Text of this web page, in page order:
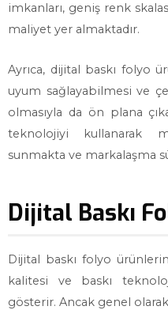
imkanları, geniş renk
maliyet yer almaktadır.
Ayrıca, dijital baskı folyo
uyum sağlayabilmesi ve
olmasıyla da ön plana
teknolojiyi kullanarak
sunmakta ve markalaşma
Dijital Baskı
Dijital baskı folyo
kalitesi ve baskı
gösterir. Ancak genel